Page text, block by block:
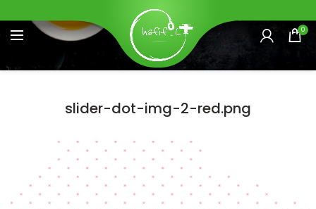
0
slider-dot-img-2-red.png